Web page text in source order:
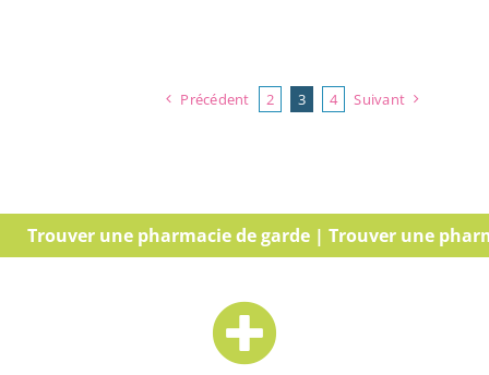
Précédent 2 3 4 Suivant
une pharmacie de garde | Trouver une